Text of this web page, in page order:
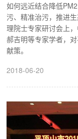
如何远近结合降低
污、精准治污，推进
理院士专家研讨会上
郝吉明等专家学者，
献策。
2018-06-20